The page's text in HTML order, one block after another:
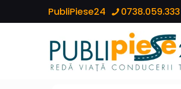
PubliPiese24 0738.059.333